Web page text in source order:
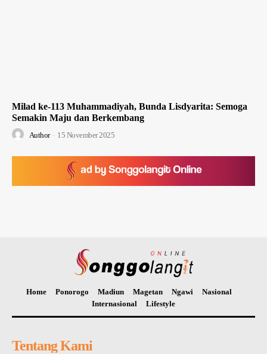
Milad ke-113 Muhammadiyah, Bunda Lisdyarita: Semoga
Semakin Maju dan Berkembang
Author - 15 November 2025
Home Ponorogo Madiun Magetan Ngawi
Nasional
Internasional
Lifestyle
Tentang Kami